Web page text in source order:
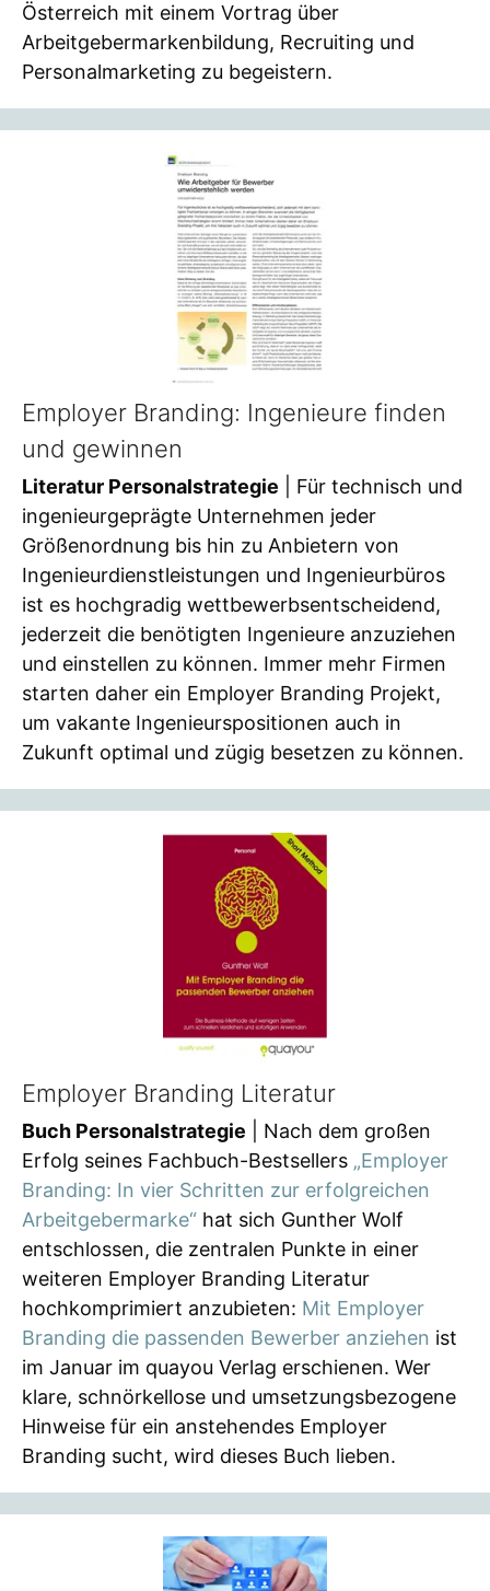
Österreich mit einem Vortrag über
Arbeitgebermarkenbildung, Recruiting und
Personalmarketing zu begeistern.
Employer Branding: Ingenieure finden
und gewinnen
Literatur Personalstrategie | Für technisch und
ingenieurgeprägte Unternehmen jeder
Größenordnung bis hin zu Anbietern von
Ingenieurdienstleistungen und Ingenieurbüros
ist es hochgradig wettbewerbsentscheidend,
jederzeit die benötigten Ingenieure anzuziehen
und einstellen zu können. Immer mehr Firmen
starten daher ein Employer Branding Projekt,
um vakante Ingenieurspositionen auch in
Zukunft optimal und zügig besetzen zu können.
Employer Branding Literatur
Buch Personalstrategie | Nach dem großen
Erfolg seines Fachbuch-Bestsellers „Employer
Branding: In vier Schritten zur erfolgreichen
Arbeitgebermarke“ hat sich Gunther Wolf
entschlossen, die zentralen Punkte in einer
weiteren Employer Branding Literatur
hochkomprimiert anzubieten: Mit Employer
Branding die passenden Bewerber anziehen ist
im Januar im quayou Verlag erschienen. Wer
klare, schnörkellose und umsetzungsbezogene
Hinweise für ein anstehendes Employer
Branding sucht, wird dieses Buch lieben.